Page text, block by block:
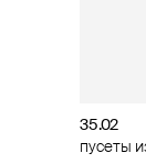
35.02
пусеты
35.02
кольцо